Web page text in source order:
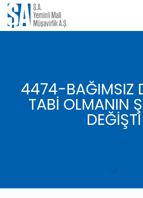
4474-BAĞIMSIZ
TABİ OLMANIN
DEĞİŞTİ